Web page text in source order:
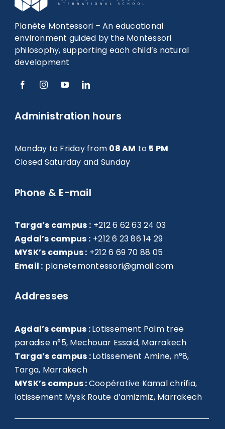
Planète Montessori – An educational
environment guided by the Montessori
philosophy, supporting each child’s natural
development
Administration hours
Monday to Friday from 08 AM to 5 PM
Closed Saturday and Sunday
Phone & E-mail
Targa’s campus : +212 6 62 63 24 03
Agdal’s campus : +212 6 23 86 14 29
MYSK’s campus : +212 6 69 70 88 05
Email : planetemontessori@gmail.com
Addresses
Agdal’s campus :Lotissement Palm tree
paradise n°5, Mechouar Essaid, Marrakech
Targa’s campus :Lotissement Amine, n°8,
Targa, Marrakech
MYSK’s campus :Coopérative Kamal chrifia,
lotissement Mysk Route d’amizmiz, Marrakech